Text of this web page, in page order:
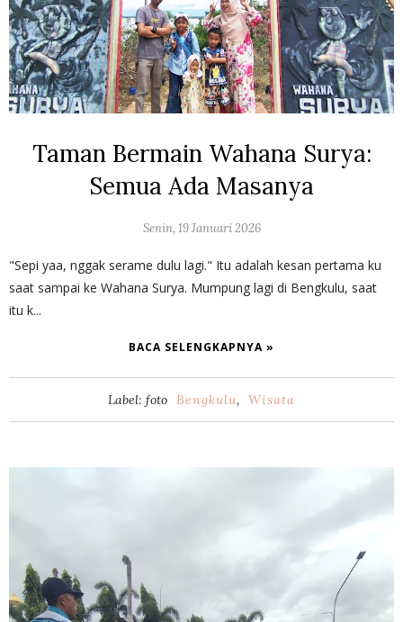
Taman Bermain Wahana Surya:
Semua Ada Masanya
Senin, 19 Januari 2026
"Sepi yaa, nggak serame dulu lagi." Itu adalah kesan pertama ku
saat sampai ke Wahana Surya. Mumpung lagi di Bengkulu, saat
itu k...
BACA SELENGKAPNYA »
Label: foto Bengkulu, Wisata